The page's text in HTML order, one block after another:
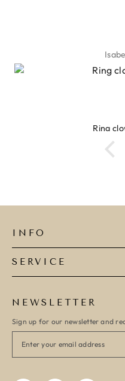
Ring
INFO
SERVICE
NEWSLETTER
Sign up for our newsletter and